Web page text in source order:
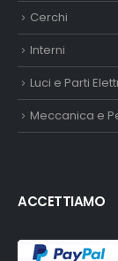
Cerchi
Interni
Luci e Parti
Meccanica e
ACCETTIAMO